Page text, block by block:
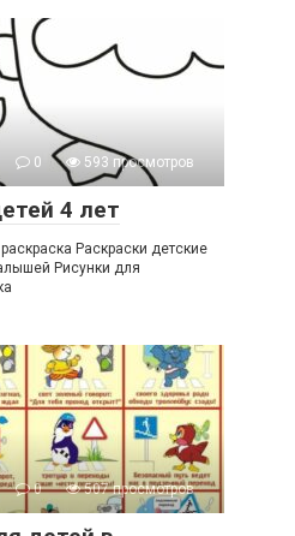
0
593 просмотров
4 лет
Раскраски детские
Рисунки для
0
507 просмотров